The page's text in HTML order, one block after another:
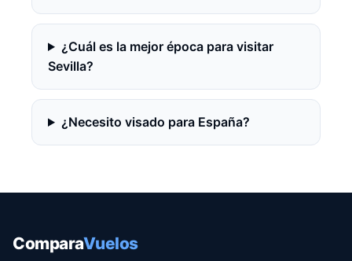
¿Cuál es la mejor época para visitar
Sevilla?
¿Necesito visado para España?
ComparaVuelos